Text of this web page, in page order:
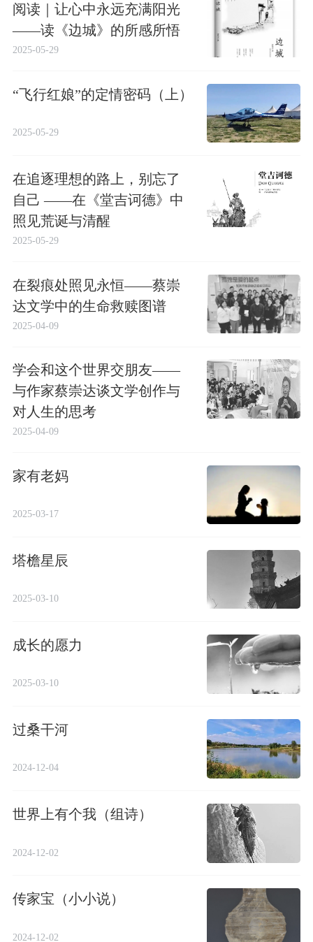
阅读｜让心中永远充满阳光
——读《边城》的所感所悟
2025-05-29
“飞行红娘”的定情密码（上）
2025-05-29
在追逐理想的路上，别忘了
自己 ——在《堂吉诃德》中
照见荒诞与清醒
2025-05-29
在裂痕处照见永恒——蔡崇
达文学中的生命救赎图谱
2025-04-09
学会和这个世界交朋友——
与作家蔡崇达谈文学创作与
对人生的思考
2025-04-09
家有老妈
2025-03-17
塔檐星辰
2025-03-10
成长的愿力
2025-03-10
过桑干河
2024-12-04
世界上有个我（组诗）
2024-12-02
传家宝（小小说）
2024-12-02